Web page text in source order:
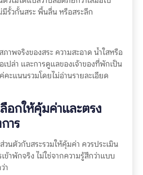
มีรั้วกั้นสระ พื้นลื่น หรือสระลึก
าพจริงของสระ ความสะอาด น้ำใสหรือ
ปล่า และการดูแลของเจ้าของที่พักเป็น
คะแนนรวมโดยไม่อ่านรายละเอียด
อกให้คุ้มค่าและตรง
าร
วนตัวกับสระรวมให้คุ้มค่า ควรประเมิน
ข้าพักจริง ไม่ใช่จากความรู้สึกว่าแบบ
า